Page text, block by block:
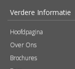
Verdere Informatie
Hoofdpagina
Over Ons
Brochures